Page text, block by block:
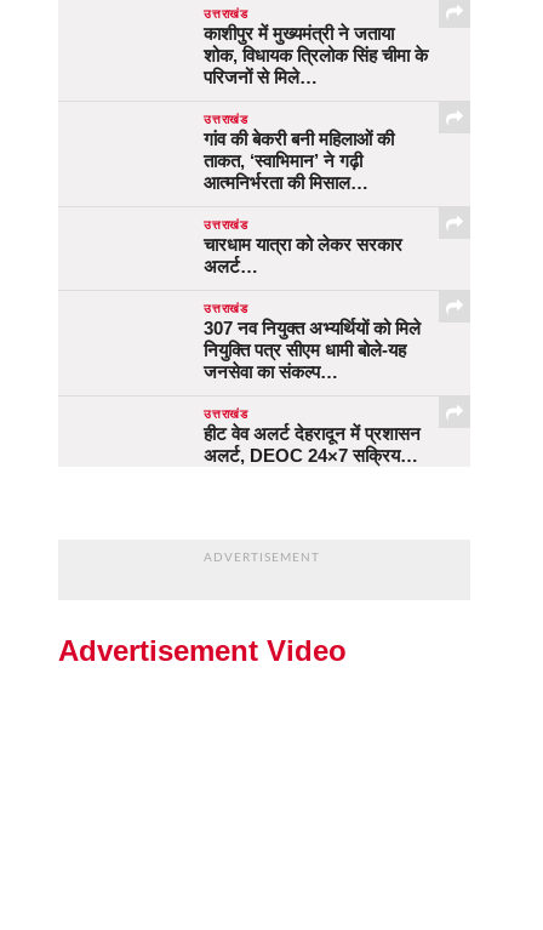
उत्तराखंड
काशीपुर में मुख्यमंत्री ने जताया
शोक, विधायक त्रिलोक सिंह चीमा के
परिजनों से मिले…
उत्तराखंड
गांव की बेकरी बनी महिलाओं की
ताकत, ‘स्वाभिमान’ ने गढ़ी
आत्मनिर्भरता की मिसाल…
उत्तराखंड
चारधाम यात्रा को लेकर सरकार
अलर्ट…
उत्तराखंड
307 नव नियुक्त अभ्यर्थियों को मिले
नियुक्ति पत्र सीएम धामी बोले-यह
जनसेवा का संकल्प…
उत्तराखंड
हीट वेव अलर्ट देहरादून में प्रशासन
अलर्ट, DEOC 24×7 सक्रिय…
ADVERTISEMENT
Advertisement Video